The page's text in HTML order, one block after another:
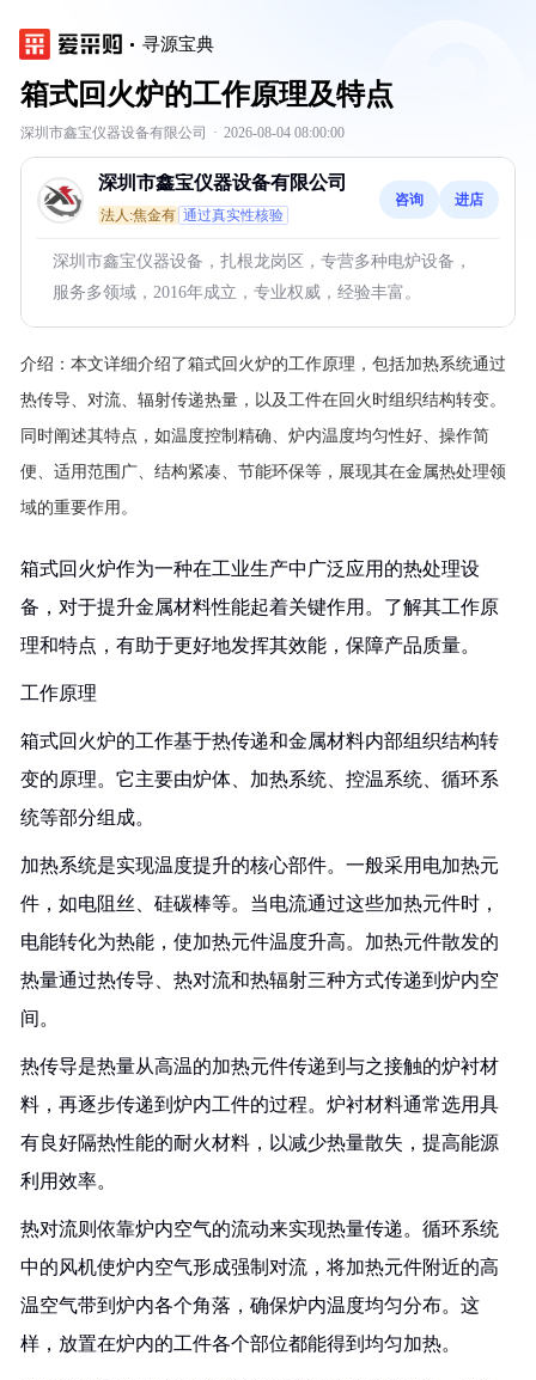
寻源宝典
箱式回火炉的工作原理及特点
深圳市鑫宝仪器设备有限公司 · 2026-08-04 08:00:00
深圳市鑫宝仪器设备有限公司
法人:焦金有 通过真实性核验
咨询 进店
深圳市鑫宝仪器设备，扎根龙岗区，专营多种电炉设备，
服务多领域，2016年成立，专业权威，经验丰富。
介绍： 本文详细介绍了箱式回火炉的工作原理，包括加热系统通过
热传导、对流、辐射传递热量，以及工件在回火时组织结构转变。
同时阐述其特点，如温度控制精确、炉内温度均匀性好、操作简
便、适用范围广、结构紧凑、节能环保等，展现其在金属热处理领
域的重要作用。
箱式回火炉作为一种在工业生产中广泛应用的热处理设
备，对于提升金属材料性能起着关键作用。了解其工作原
理和特点，有助于更好地发挥其效能，保障产品质量。
工作原理
箱式回火炉的工作基于热传递和金属材料内部组织结构转
变的原理。它主要由炉体、加热系统、控温系统、循环系
统等部分组成。
加热系统是实现温度提升的核心部件。一般采用电加热元
件，如电阻丝、硅碳棒等。当电流通过这些加热元件时，
电能转化为热能，使加热元件温度升高。加热元件散发的
热量通过热传导、热对流和热辐射三种方式传递到炉内空
间。
热传导是热量从高温的加热元件传递到与之接触的炉衬材
料，再逐步传递到炉内工件的过程。炉衬材料通常选用具
有良好隔热性能的耐火材料，以减少热量散失，提高能源
利用效率。
热对流则依靠炉内空气的流动来实现热量传递。循环系统
中的风机使炉内空气形成强制对流，将加热元件附近的高
温空气带到炉内各个角落，确保炉内温度均匀分布。这
样，放置在炉内的工件各个部位都能得到均匀加热。